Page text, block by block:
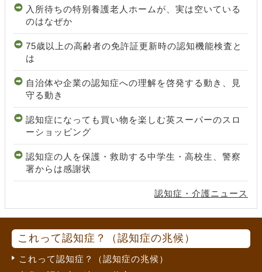
入所待ちの特別養護老人ホームが、実は空いている
のはなぜか
75歳以上の高齢者の免許証更新時の認知機能検査と
は
自治体や企業の認知症への理解を啓発する動き、見
守る動き
認知症になっても買い物を楽しむ英スーパーのスロ
ーショッピング
認知症の人を保護・救助する中学生・高校生、警察
署からは感謝状
認知症・介護ニュース
これって認知症？（認知症の兆候）
これって認知症？（認知症の兆候）